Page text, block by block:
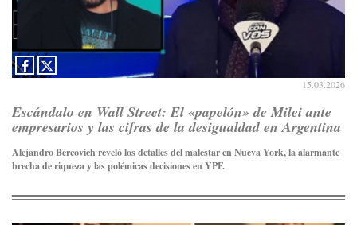
15.03.2026
Escándalo en Wall Street: El «papelón» de Milei ante
empresarios y las cifras de la desigualdad en Argentina
Alejandro Bercovich reveló los detalles del malestar en Nueva York, la alarmante
brecha de riqueza y las polémicas decisiones en YPF.